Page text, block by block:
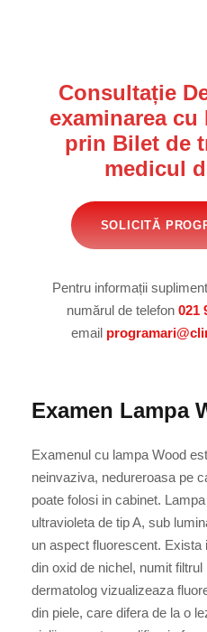
Consultație
examinarea cu
prin Bilet de
medicul
SOLICITĂ
Pentru informații
numărul de telefon 021
email
Examen Lampa
Examenul cu lampa Wood
neinvaziva, nedureroasa pe
poate folosi in cabinet.
ultravioleta de tip A, sub
un aspect fluorescent. Exista
din oxid de nichel, numit
dermatolog vizualizeaza
din piele, care difera de la o